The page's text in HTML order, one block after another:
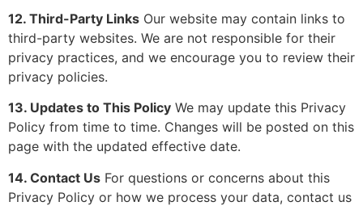
12. Third-Party Links Our website may contain links to
third-party websites. We are not responsible for their
privacy practices, and we encourage you to review their
privacy policies.
13. Updates to This Policy We may update this Privacy
Policy from time to time. Changes will be posted on this
page with the updated effective date.
14. Contact Us For questions or concerns about this
Privacy Policy or how we process your data, contact us